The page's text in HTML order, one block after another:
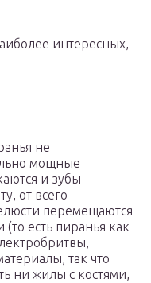
интересных,
не
мощные
и зубы
от всего
перемещаются
есть пиранья как
так что
ни жилы с костями,